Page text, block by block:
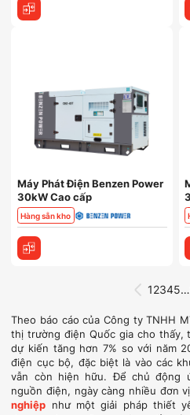
Máy Phát Điện Benzen Power
30kW Cao cấp
Hàng sẵn kho
12345…
Theo báo cáo của Công ty TNHH
thị trường điện Quốc gia cho thấy,
dự kiến tăng hơn 7% so với năm
điện cục bộ, đặc biệt là vào các
vẫn còn hiện hữu. Để chủ động
nguồn điện, ngày càng nhiều đơn
nghiệp như một giải pháp thiết